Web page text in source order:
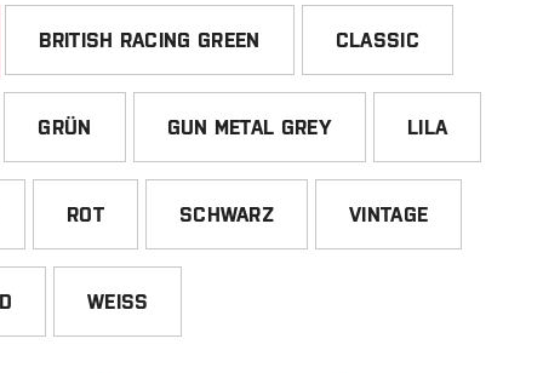
BRITISH RACING GREEN CLASSIC
GRÜN GUN METAL GREY LILA
ROT SCHWARZ VINTAGE
WEISS